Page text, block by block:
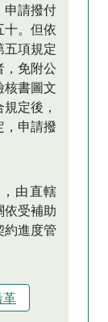
申請撥付
十。但依
五項規定
，免附公
核書圖文
定後，
，申請撥
由直轄
依受補助
約進度管
革